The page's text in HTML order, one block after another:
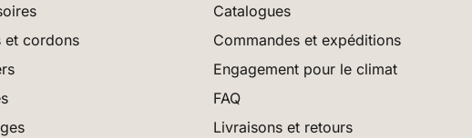
et cordons
Catalogues
Commandes et expéditions
Engagement pour le climat
FAQ
Livraisons et retours